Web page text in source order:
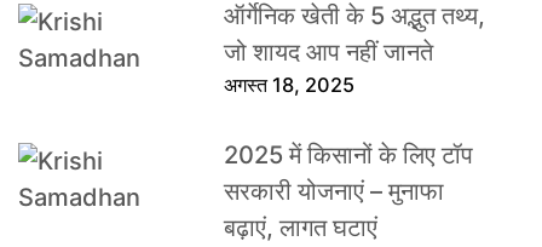
ऑर्गेनिक खेती के 5 अद्भुत तथ्य,
जो शायद आप नहीं जानते
अगस्त 18, 2025
2025 में किसानों के लिए टॉप
सरकारी योजनाएं – मुनाफा
बढ़ाएं, लागत घटाएं